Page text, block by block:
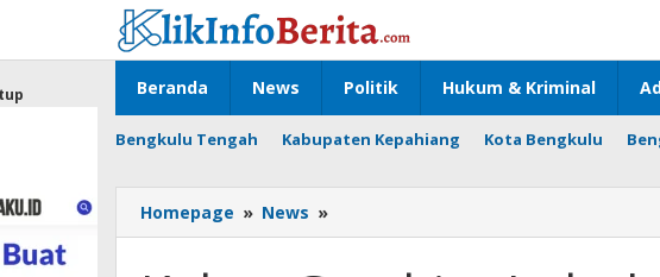
konten
Beranda News Politik Hukum & Kriminal
Bengkulu Tengah Kabupaten Kepahiang Kota Bengkulu
Homepage » News »
Gembira